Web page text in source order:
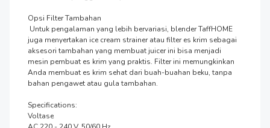
Opsi Filter Tambahan
juga menyertakan ice cream strainer atau filter es krim sebagai
aksesori tambahan yang membuat juicer ini bisa menjadi
mesin pembuat es krim yang praktis. Filter ini memungkinkan
Anda membuat es krim sehat dari buah-buahan beku, tanpa
bahan pengawet atau gula tambahan.
Specifications:
Voltase